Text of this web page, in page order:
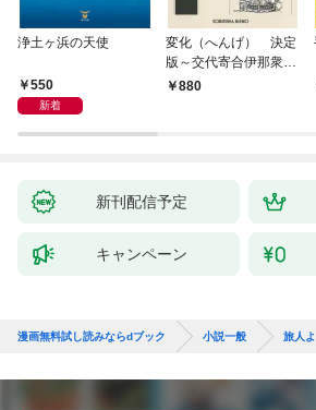
浄土ヶ浜の天使
550
新着
変化（へんげ） 決定
版～交代寄合伊那衆異
聞（1）～
880
新刊配信予定
キャンペーン
漫画無料試し読みならdブック 小説一般 旅人